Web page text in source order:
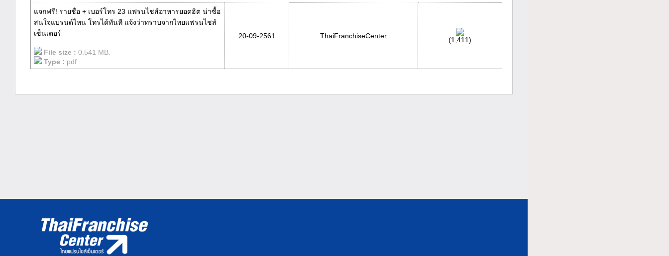
แจกฟรี! รายชื่อ + เบอร์โทร 23 แฟรนไชส์อาหารยอดฮิต น่าซื้อ
สนใจแบรนด์ไหน โทรได้ทันที แจ้งว่าทราบจากไทยแฟรนไชส์
เซ็นเตอร์
File size : 0.541 MB.
Type : pdf
20-09-2561 ThaiFranchiseCenter (1,411)